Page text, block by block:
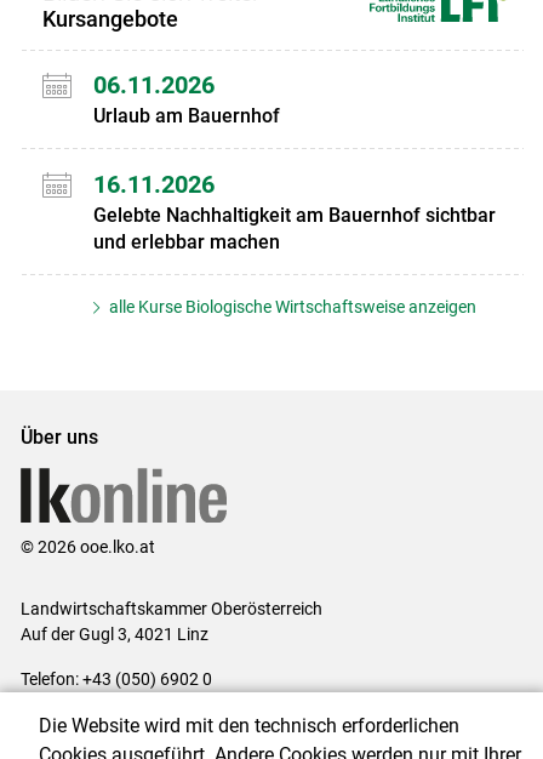
Kursangebote
06.11.2026
Urlaub am Bauernhof
16.11.2026
Gelebte Nachhaltigkeit am Bauernhof sichtbar
und erlebbar machen
alle Kurse Biologische Wirtschaftsweise anzeigen
Über uns
© 2026 ooe.lko.at
Landwirtschaftskammer Oberösterreich
Auf der Gugl 3, 4021 Linz
Telefon: +43 (050) 6902 0
Impressum|Kontakt|Gewinnspiele|Datenschutzerklärung |
Die Website wird mit den technisch erforderlichen